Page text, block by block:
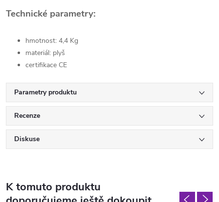
Technické parametry:
hmotnost: 4,4 Kg
materiál: plyš
certifikace CE
Parametry produktu
Recenze
Diskuse
K tomuto produktu